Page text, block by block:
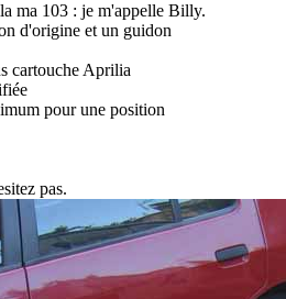
ma 103 : je m'appelle Billy.
d'origine et un guidon
cartouche Aprilia
pour une position
pas.